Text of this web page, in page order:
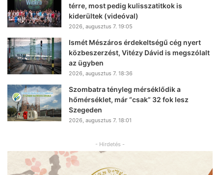
térre, most pedig kulisszatitkok is
kiderültek (videóval)
2026, augusztus 7. 19:05
Ismét Mészáros érdekeltségű cég nyert
közbeszerzést, Vitézy Dávid is megszólalt
az ügyben
2026, augusztus 7. 18:36
Szombatra tényleg mérséklődik a
hőmérséklet, már “csak” 32 fok lesz
Szegeden
2026, augusztus 7. 18:01
- Hirdetés -